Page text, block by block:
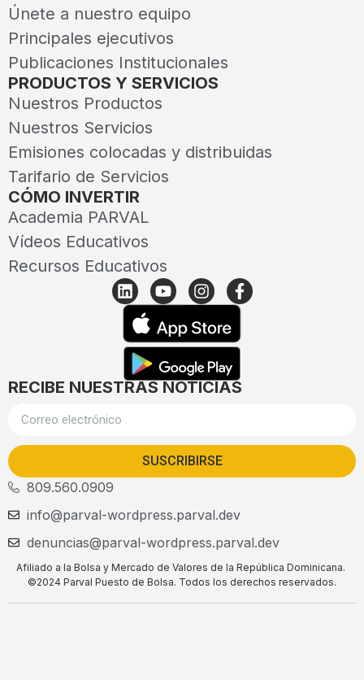
Únete a nuestro equipo
Principales ejecutivos
Publicaciones Institucionales
PRODUCTOS Y SERVICIOS
Nuestros Productos
Nuestros Servicios
Emisiones colocadas y distribuidas
Tarifario de Servicios
CÓMO INVERTIR
Academia PARVAL
Vídeos Educativos
Recursos Educativos
RECIBE NUESTRAS NOTICIAS
SUSCRIBIRSE
809.560.0909
info@parval-wordpress.parval.dev
denuncias@parval-wordpress.parval.dev
Afiliado a la Bolsa y Mercado de Valores de la República Dominicana.
©2024 Parval Puesto de Bolsa. Todos los derechos reservados.